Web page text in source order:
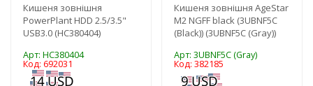
Кишеня зовнішня
PowerPlant HDD 2.5/3.5"
USB3.0 (HC380404)
Арт: HC380404
Код: 692031
Кишеня зовнішня AgeStar
M2 NGFF black (3UBNF5C
(Black)) (3UBNF5C (Gray))
Арт: 3UBNF5C (Gray)
Код: 382185